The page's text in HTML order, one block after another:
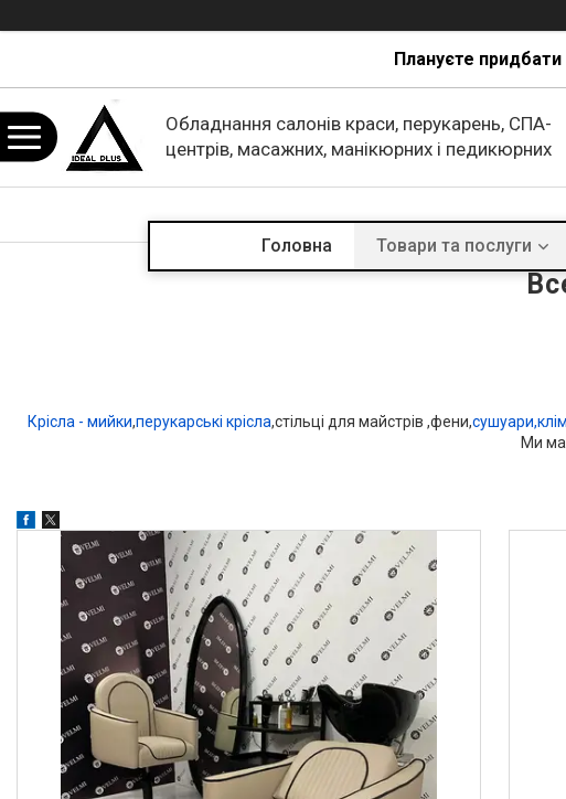
Плануєте
Обладнання салонів краси, перукарень, СПА-
центрів, масажних, манікюрних і педикюрних
Головна Товари та послуги
Крісла - мийки,перукарські крісла,стільці для майстрів ,фени,
Ми